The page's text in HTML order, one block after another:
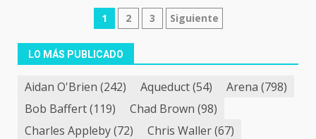
Navegación
de
entradas
1 2 3 Siguiente
LO MÁS PUBLICADO
Aidan O'Brien (242) Aqueduct(54) Arena (798)
Bob Baffert(119) Chad Brown (98)
Charles Appleby(72) Chris Waller(67)